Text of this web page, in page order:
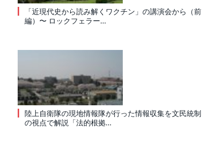
「近現代史から読み解くワクチン」の講演会から（前
編）〜 ロックフェラー...
陸上自衛隊の現地情報隊が行った情報収集を文民統制
の視点で解説「法的根拠...